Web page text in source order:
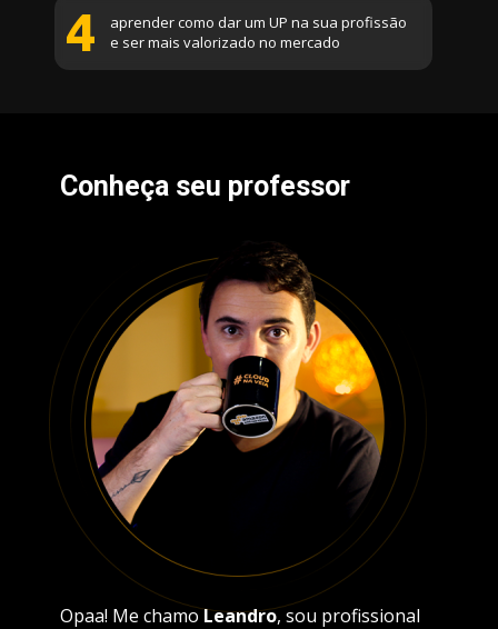
4
aprender como dar um UP na sua profissão
e ser mais valorizado no mercado
Conheça seu professor
Opaa! Me chamo Leandro, sou profissional